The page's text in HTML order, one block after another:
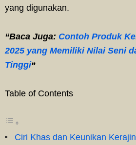
yang digunakan.
“Baca Juga: Contoh Produk
2025 yang Memiliki Nilai Seni
Tinggi“
Table of Contents
Ciri Khas dan Keunikan